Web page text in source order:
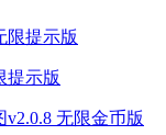
提示版